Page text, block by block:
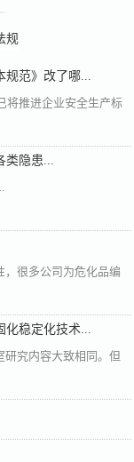
规
范》改了哪...
将推进企业安全生产标
隐患...
，很多公司为危化品编
稳定化技术...
究内容大致相同。但